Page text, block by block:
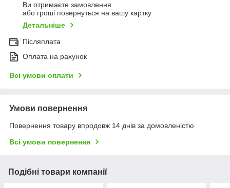
Ви отримаєте замовлення
або гроші повернуться на вашу картку
Детальніше
Післяплата
Оплата на рахунок
Всі умови оплати
Умови повернення
Повернення товару впродовж 14 днів за домовленістю
Всі умови повернення
Подібні товари компанії